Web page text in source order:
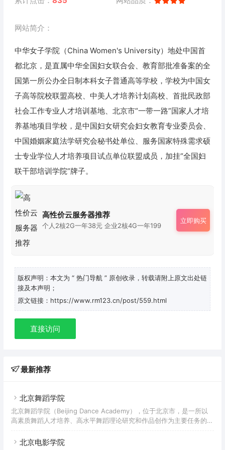
网站简介：
中华女子学院（China Women's University）地处中国首
都北京，是直属中华全国妇女联合会、教育部批准备案的全
国第一所公办全日制本科女子普通高等学校，学校为中国女
子高等院校联盟高校、中美人才培养计划高校、首批民政部
社会工作专业人才培训基地、北京市“一带一路”国家人才培
养基地项目学校，是中国妇女研究会妇女教育专业委员会、
中国婚姻家庭法学研究会秘书处单位、服务国家特殊需求硕
士专业学位人才培养项目试点单位联盟成员，加挂“全国妇
联干部培训学院”牌子。
高性价云服务器推荐
个人2核2G一年38元 企业2核4G一年199
立即购买
版权声明：本文为 “ 热门导航 ” 原创收录，转载请附上原文出处链
接及本声明；
原文链接：https://www.rm123.cn/post/559.html
直接访问
最新推荐
北京舞蹈学院
北京舞蹈学院（Beijing Dance Academy），位于北京市，是一所以
高素质舞蹈人才培养、高水平舞蹈理论研究和作品创作为主要任务的全
北京电影学院